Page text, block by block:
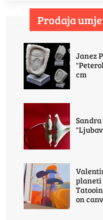
Prodaja
Janez
cm
planeti
on